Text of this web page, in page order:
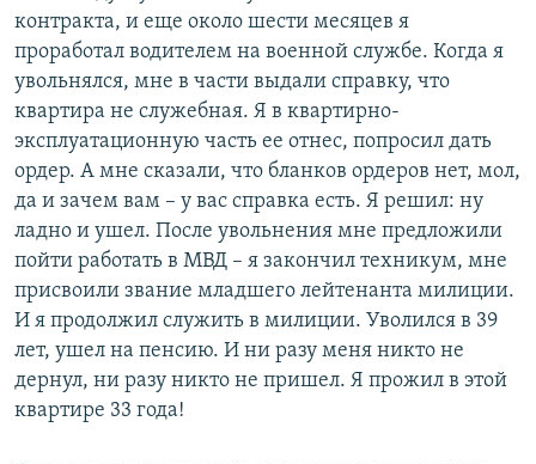
контракта, и еще около шести месяцев я
проработал водителем на военной службе. Когда я
увольнялся, мне в части выдали справку, что
квартира не служебная. Я в квартирно-
эксплуатационную часть ее отнес, попросил дать
ордер. А мне сказали, что бланков ордеров нет, мол,
да и зачем вам – у вас справка есть. Я решил: ну
ладно и ушел. После увольнения мне предложили
пойти работать в МВД – я закончил техникум, мне
присвоили звание младшего лейтенанта милиции.
И я продолжил служить в милиции. Уволился в 39
лет, ушел на пенсию. И ни разу меня никто не
дернул, ни разу никто не пришел. Я прожил в этой
квартире 33 года!